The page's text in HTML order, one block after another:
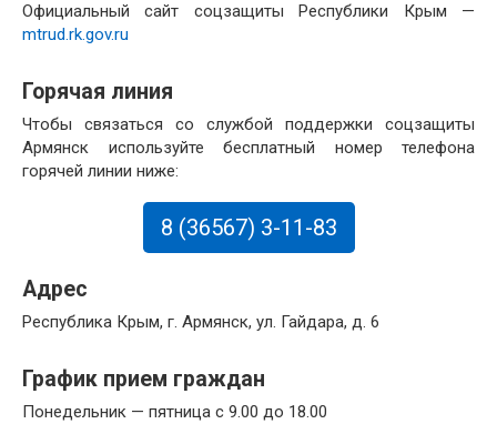
Официальный сайт соцзащиты Республики Крым —
mtrud.rk.gov.ru
Горячая линия
Чтобы связаться со службой поддержки соцзащиты
Армянск используйте бесплатный номер телефона
горячей линии ниже:
8 (36567) 3-11-83
Адрес
Республика Крым, г. Армянск, ул. Гайдара, д. 6
График прием граждан
Понедельник — пятница с 9.00 до 18.00